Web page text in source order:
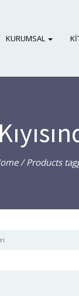
KURUMSAL
/ Products